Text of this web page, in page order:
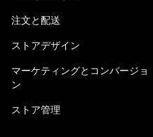
注文と配送
ストアデザイン
マーケティングとコンバージョ
ン
ストア管理